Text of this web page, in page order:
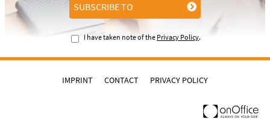
SUBSCRIBE TO
I have taken note of the Privacy Policy.
IMPRINT CONTACT PRIVACY POLICY